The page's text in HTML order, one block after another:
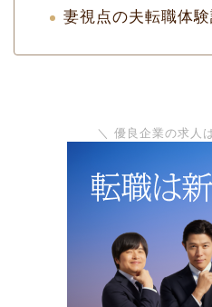
妻視点の夫転職体
＼ 優良企業の求人